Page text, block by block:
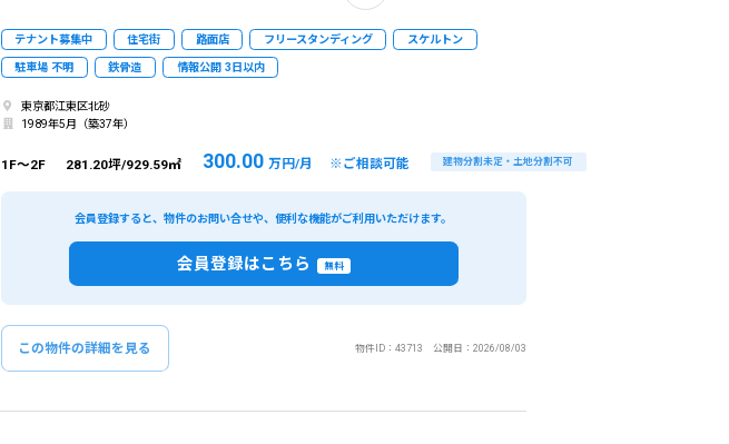
テナント募集中 住宅街 路面店 フリースタンディング スケルトン
駐車場 不明 鉄骨造 情報公開 3日以内
東京都江東区北砂
1989年5月（築37年）
1F～2F 281.20坪/929.59㎡ 300.00 万円/月 ※ご相談可能 建物分割未定・土地分割不可
会員登録すると、物件のお問い合せや、便利な機能がご利用いただけます。
会員登録はこちら 無料
物件ID：43713 公開日：2026/08/03
この物件の詳細を見る